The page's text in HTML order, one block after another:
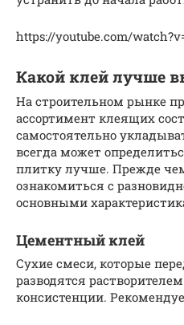
https://youtube.com/
Какой клей лучше
На строительном рынке
ассортимент клеящих
самостоятельно
всегда может
плитку лучше. Прежде
ознакомиться с
основными
Цементный клей
Сухие смеси, которые
разводятся
консистенции.